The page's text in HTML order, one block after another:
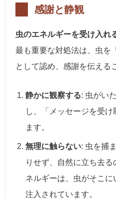
感謝と静観
虫のエネルギーを受け入れ
最も重要な対処法は、虫を
として認め、感謝を伝える
静かに観察する: 虫がい
し、「メッセージを受け
ます。
無理に触らない: 虫を捕
りせず、自然に立ち去
ネルギーは、虫がそこ
注入されています。